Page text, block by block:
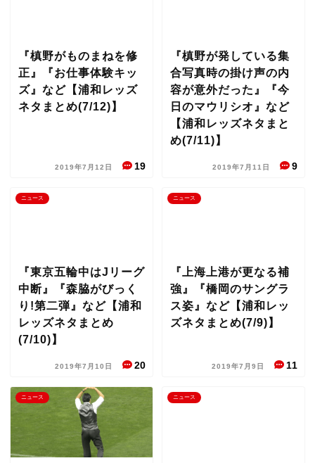
『槙野がものまねを修
正』『お仕事体験キッ
ズ』など【浦和レッズ
ネタまとめ(7/12)】
2019年7月12日 19
『槙野が発している集
合写真時の掛け声の内
容が意外だった』『今
日のマウリシオ』など
【浦和レッズネタまと
め(7/11)】
2019年7月11日 9
ニュース
『東京五輪中はJリーグ
中断』『森脇がびっく
り!第二弾』など【浦和
レッズネタまとめ
(7/10)】
2019年7月10日 20
ニュース
『上海上港が更なる補
強』『橋岡のサングラ
ス姿』など【浦和レッ
ズネタまとめ(7/9)】
2019年7月9日 11
ニュース ニュース